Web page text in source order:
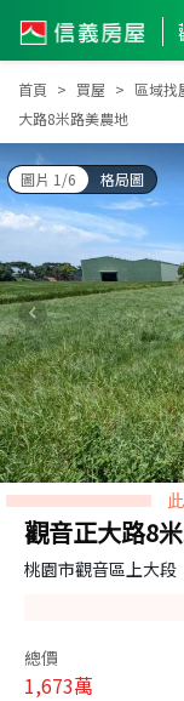
首頁 買屋 區域找
大路8米路美農地
圖片 1/6 格局圖
觀音正大路8
桃園市觀音區上大段
總價
1,673萬